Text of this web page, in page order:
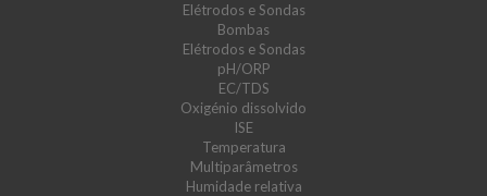
Elétrodos e Sondas
Bombas
Elétrodos e Sondas
pH/ORP
EC/TDS
Oxigénio dissolvido
ISE
Temperatura
Multiparâmetros
Humidade relativa